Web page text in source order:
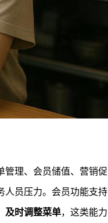
管理、会员储值、营销促
人员压力。会员功能支持
及时调整菜单，这类能力